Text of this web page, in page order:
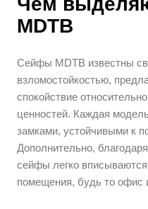
MDTB
Сейфы MDTB известны
взломостойкостью,
спокойствие
ценностей. Каждая
замками, устойчивыми к
Дополнительно,
сейфы легко
помещения, будь то офис